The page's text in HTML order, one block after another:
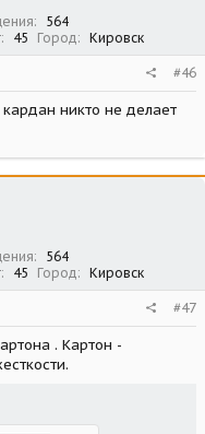
564
45 Город Кировск
#46
никто не делает
564
45 Город Кировск
#47
. Картон -